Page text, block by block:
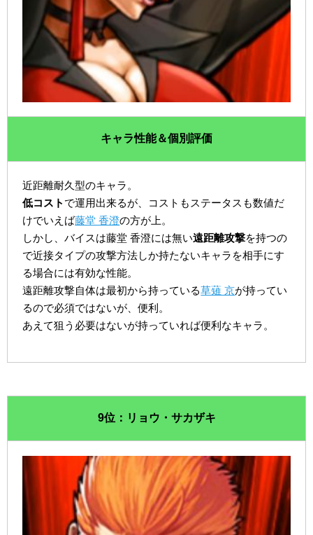
キャラ性能＆個別評価
近距離耐久型のキャラ。
低コスト で運用出来るが、コストもステータスも数値だ
けでいえば藤堂 香澄の方が上。
しかし、バイスは藤堂 香澄には無い遠距離攻撃を持つの
で近接タイプの攻撃方法しか持たないキャラを相手にす
る場合には有効な性能。
遠距離攻撃自体は最初から持っている草薙 京が持ってい
るので必須ではないが、便利。
あえて狙う必要はないが持っていれば便利なキャラ。
9位：リョウ・サカザキ